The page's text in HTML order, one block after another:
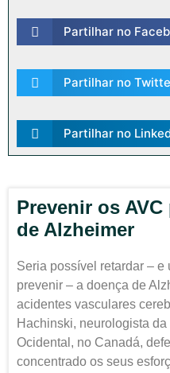
Partilhar no
Partilhar no
Partilhar no
Prevenir os
de Alzheimer
Seria possível retardar – e
prevenir – a doença de
acidentes vasculares
Hachinski, neurologista
Ocidental, no Canadá,
concentrado os seus